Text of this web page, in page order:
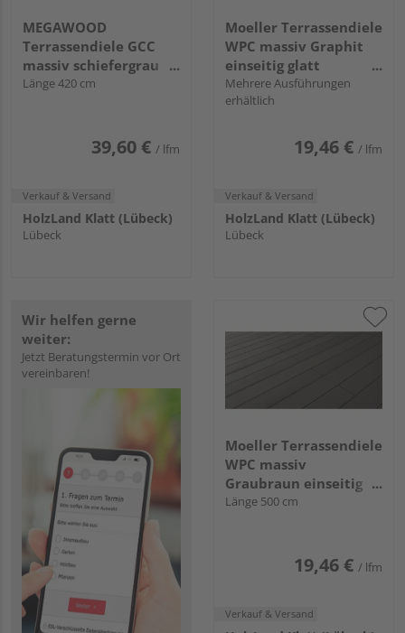
MEGAWOOD
Terrassendiele GCC
massiv schiefergrau
einseitig gebürstet,
PREMIUM PLUS - 21 x
Länge 420 cm
39,60 € / lfm
Verkauf & Versand
HolzLand Klatt (Lübeck)
Lübeck
Moeller Terrassendiele
WPC massiv Graphit
einseitig glatt
Terrafina massiv - 21 x
146 mm
Mehrere Ausführungen
erhältlich
19,46 € / lfm
Verkauf & Versand
HolzLand Klatt (Lübeck)
Lübeck
Wir helfen gerne
weiter:
Jetzt Beratungstermin vor Ort
vereinbaren!
Moeller Terrassendiele
WPC massiv
Graubraun einseitig
glatt Terrafina massiv
Länge 500 cm
19,46 € / lfm
Verkauf & Versand